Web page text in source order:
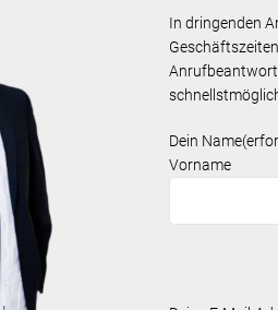
In dringenden
Dein Name
Vorname